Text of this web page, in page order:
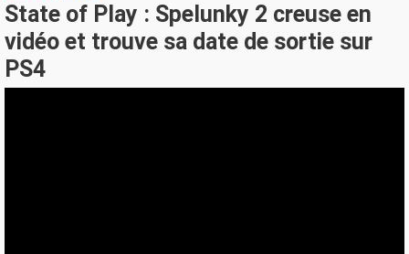
State of Play : Spelunky 2 creuse en
vidéo et trouve sa date de sortie sur
PS4